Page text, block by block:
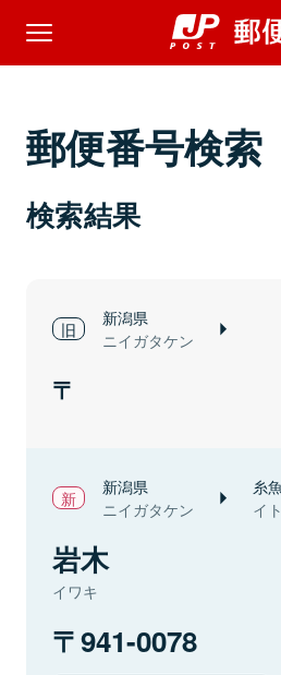
郵便番号検索
検索結果
新潟県
ニイガタケン
新潟県
ニイガタケン
糸
イ
岩木
イワキ
941-0078